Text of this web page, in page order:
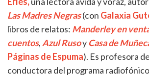
Las Madres Negras(con Galaxia
libros de relatos: Manderley en
cuentos, Azul Rusoy Casa de
Páginas de Espuma). Es profesora
conductora del programa radiofónico